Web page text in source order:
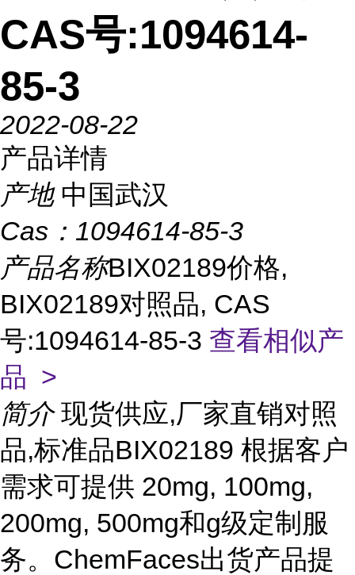
CAS号:1094614-
85-3
2022-08-22
产品详情
产地 中国武汉
Cas： 1094614-85-3
产品名称BIX02189价格,
BIX02189对照品, CAS
号:1094614-85-3 查看相似产
品 >
简介 现货供应,厂家直销对照
品,标准品BIX02189 根据客户
需求可提供 20mg, 100mg,
200mg, 500mg和g级定制服
务。ChemFaces出货产品提